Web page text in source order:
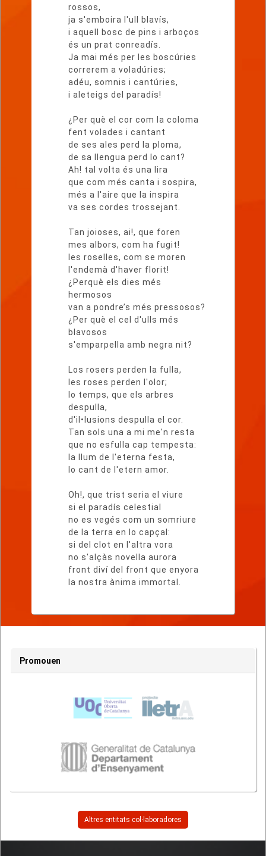
rossos,
ja s'emboira l'ull blavís,
i aquell bosc de pins i arboços
és un prat conreadís.
Ja mai més per les boscúries
correrem a voladúries;
adéu, somnis i cantúries,
i aleteigs del paradís!
¿Per què el cor com la coloma
fent volades i cantant
de ses ales perd la ploma,
de sa llengua perd lo cant?
Ah! tal volta és una lira
que com més canta i sospira,
més a l'aire que la inspira
va ses cordes trossejant.
Tan joioses, ai!, que foren
mes albors, com ha fugit!
les roselles, com se moren
l'endemà d'haver florit!
¿Perquè els dies més
hermosos
van a pondre’s més pressosos?
¿Per què el cel d'ulls més
blavosos
s'emparpella amb negra nit?
Los rosers perden la fulla,
les roses perden l'olor;
lo temps, que els arbres
despulla,
d'il•lusions despulla el cor.
Tan sols una a mi me'n resta
que no esfulla cap tempesta:
la llum de l'eterna festa,
lo cant de l'etern amor.
Oh!, que trist seria el viure
si el paradís celestial
no es vegés com un somriure
de la terra en lo capçal:
si del clot en l'altra vora
no s'alçàs novella aurora
front diví del front que enyora
la nostra ànima immortal.
Promouen
Altres entitats col·laboradores